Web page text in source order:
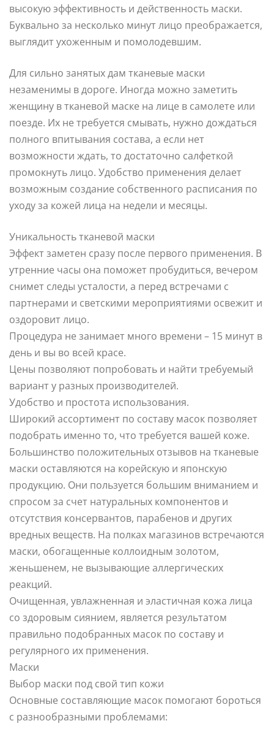
высокую эффективность и действенность маски.
Буквально за несколько минут лицо преображается,
выглядит ухоженным и помолодевшим.
Для сильно занятых дам тканевые маски
незаменимы в дороге. Иногда можно заметить
женщину в тканевой маске на лице в самолете или
поезде. Их не требуется смывать, нужно дождаться
полного впитывания состава, а если нет
возможности ждать, то достаточно салфеткой
промокнуть лицо. Удобство применения делает
возможным создание собственного расписания по
уходу за кожей лица на недели и месяцы.
Уникальность тканевой маски
Эффект заметен сразу после первого применения. В
утренние часы она поможет пробудиться, вечером
снимет следы усталости, а перед встречами с
партнерами и светскими мероприятиями освежит и
оздоровит лицо.
Процедура не занимает много времени – 15 минут в
день и вы во всей красе.
Цены позволяют попробовать и найти требуемый
вариант у разных производителей.
Удобство и простота использования.
Широкий ассортимент по составу масок позволяет
подобрать именно то, что требуется вашей коже.
Большинство положительных отзывов на тканевые
маски оставляются на корейскую и японскую
продукцию. Они пользуется большим вниманием и
спросом за счет натуральных компонентов и
отсутствия консервантов, парабенов и других
вредных веществ. На полках магазинов встречаются
маски, обогащенные коллоидным золотом,
женьшенем, не вызывающие аллергических
реакций.
Очищенная, увлажненная и эластичная кожа лица
со здоровым сиянием, является результатом
правильно подобранных масок по составу и
регулярного их применения.
Маски
Выбор маски под свой тип кожи
Основные составляющие масок помогают бороться
с разнообразными проблемами: